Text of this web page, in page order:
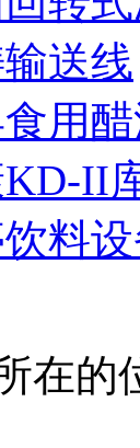
送线
用
II
料
在的